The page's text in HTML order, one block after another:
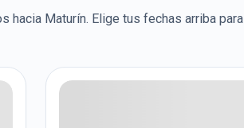
hacia Maturín. Elige tus fechas arriba para